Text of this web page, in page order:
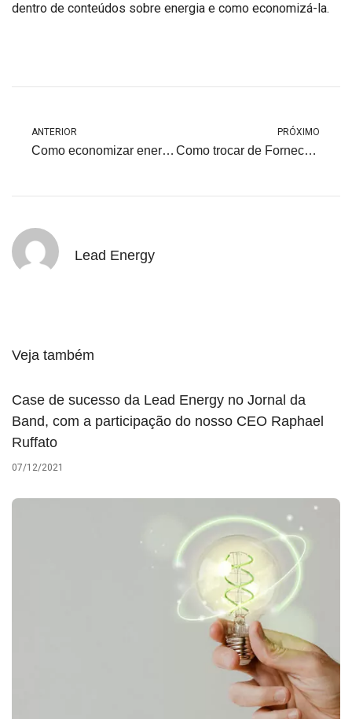
dentro de conteúdos sobre energia e como economizá-la.
ANTERIOR
Como economizar energia elétrica na sua empresa
PRÓXIMO
Como trocar de Fornecedor de Energia?
Lead Energy
Veja também
Case de sucesso da Lead Energy no Jornal da
Band, com a participação do nosso CEO Raphael
Ruffato
07/12/2021